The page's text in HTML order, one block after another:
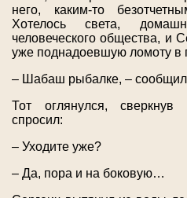
него, каким-то
Хотелось света,
человеческого общества, и
уже поднадоевшую ломоту в
– Шабаш рыбалке, – сообщил
Тот оглянулся, сверкнув
спросил:
– Уходите уже?
– Да, пора и на боковую…